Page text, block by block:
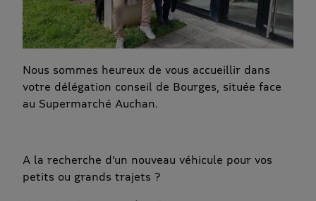
Nous sommes heureux de vous accueillir dans
votre délégation conseil de Bourges, située face
au Supermarché Auchan.
A la recherche d’un nouveau véhicule pour vos
petits ou grands trajets ?